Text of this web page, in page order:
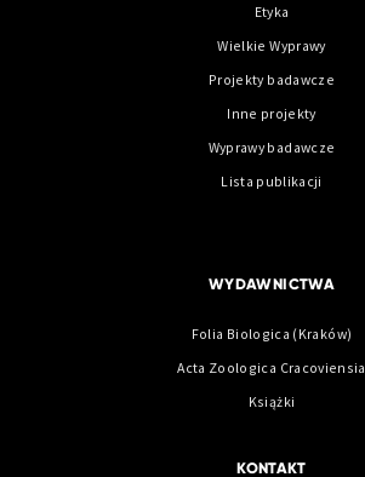
Etyka
Wielkie Wyprawy
Projekty badawcze
Inne projekty
Wyprawy badawcze
Lista publikacji
WYDAWNICTWA
Folia Biologica (Kraków)
Acta Zoologica Cracoviensia
Książki
KONTAKT